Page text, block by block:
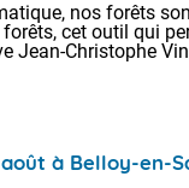
nos forêts
cet outil qui
Jean-Christophe
à Belloy-en-